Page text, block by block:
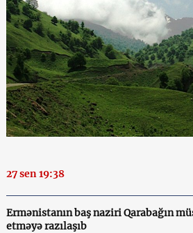
27 sen 19:38
Ermənistanın baş naziri Qarabağın
etməyə razılaşıb